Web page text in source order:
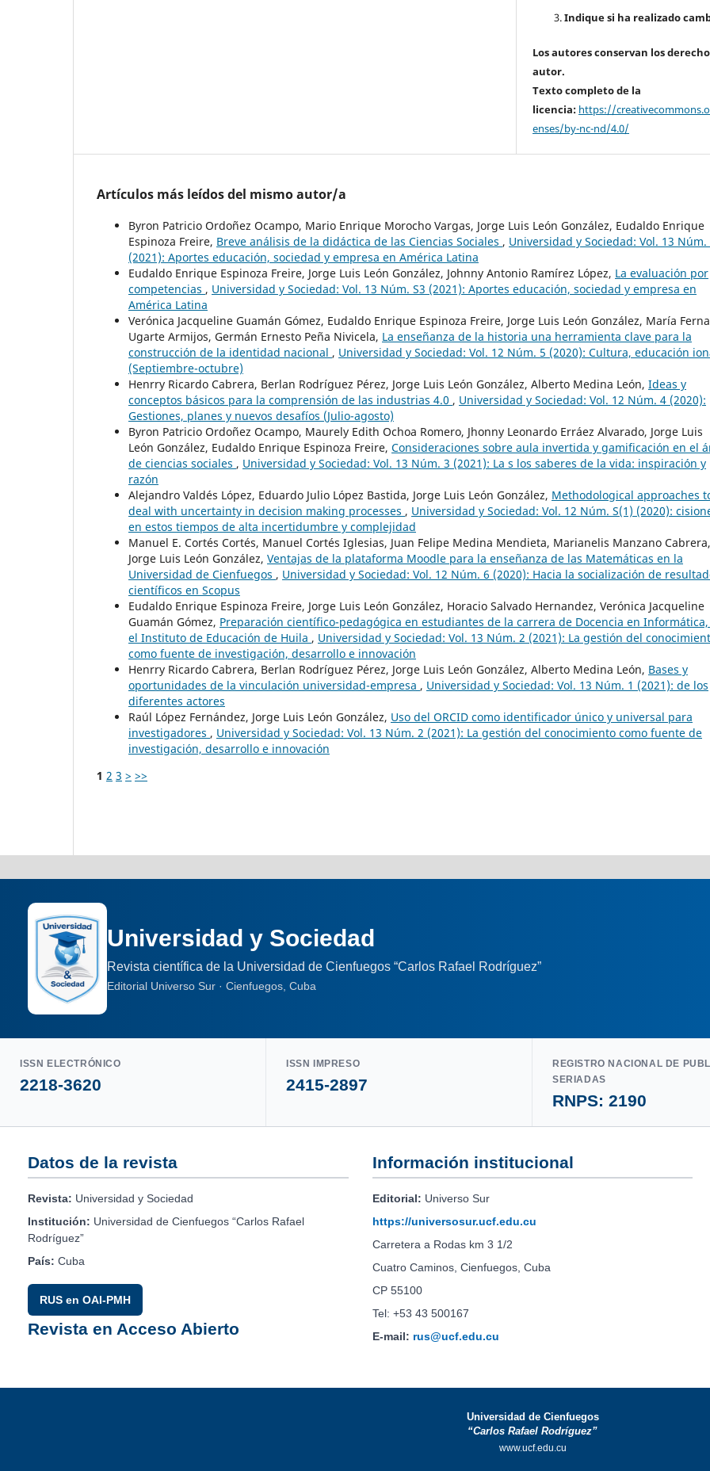
Indique si ha realizado
Los autores conservan los
autor.
Texto completo de la
licencia: https://
enses/by-nc-nd/4.0/
Artículos más leídos del mismo autor/a
Byron Patricio Ordoñez Ocampo, Mario Enrique Morocho Vargas, Jorge Luis León González, Eudaldo Enrique
Espinoza Freire, Breve análisis de la didáctica de las Ciencias Sociales , Universidad y Sociedad: Vol. 13 Núm.
(2021): Aportes educación, sociedad y empresa en América Latina
Eudaldo Enrique Espinoza Freire, Jorge Luis León González, Johnny Antonio Ramírez López, La evaluación por
competencias , Universidad y Sociedad: Vol. 13 Núm. S3 (2021): Aportes educación, sociedad y empresa en
América Latina
Verónica Jacqueline Guamán Gómez, Eudaldo Enrique Espinoza Freire, Jorge Luis León González, María
Ugarte Armijos, Germán Ernesto Peña Nivicela, La enseñanza de la historia una herramienta clave para la
construcción de la identidad nacional , Universidad y Sociedad: Vol. 12 Núm. 5 (2020): Cultura, educación
(Septiembre-octubre)
Henrry Ricardo Cabrera, Berlan Rodríguez Pérez, Jorge Luis León González, Alberto Medina León, Ideas y
conceptos básicos para la comprensión de las industrias 4.0 , Universidad y Sociedad: Vol. 12 Núm. 4 (2020):
Gestiones, planes y nuevos desafíos (Julio-agosto)
Byron Patricio Ordoñez Ocampo, Maurely Edith Ochoa Romero, Jhonny Leonardo Erráez Alvarado, Jorge Luis
León González, Eudaldo Enrique Espinoza Freire, Consideraciones sobre aula invertida y gamificación en el
de ciencias sociales , Universidad y Sociedad: Vol. 13 Núm. 3 (2021): La s los saberes de la vida: inspiración y
razón
Alejandro Valdés López, Eduardo Julio López Bastida, Jorge Luis León González, Methodological approaches
deal with uncertainty in decision making processes , Universidad y Sociedad: Vol. 12 Núm. S(1) (2020):
en estos tiempos de alta incertidumbre y complejidad
Manuel E. Cortés Cortés, Manuel Cortés Iglesias, Juan Felipe Medina Mendieta, Marianelis Manzano Cabrera,
Jorge Luis León González, Ventajas de la plataforma Moodle para la enseñanza de las Matemáticas en la
Universidad de Cienfuegos , Universidad y Sociedad: Vol. 12 Núm. 6 (2020): Hacia la socialización de
científicos en Scopus
Eudaldo Enrique Espinoza Freire, Jorge Luis León González, Horacio Salvado Hernandez, Verónica Jacqueline
Guamán Gómez, Preparación científico-pedagógica en estudiantes de la carrera de Docencia en
el Instituto de Educación de Huila , Universidad y Sociedad: Vol. 13 Núm. 2 (2021): La gestión del
como fuente de investigación, desarrollo e innovación
Henrry Ricardo Cabrera, Berlan Rodríguez Pérez, Jorge Luis León González, Alberto Medina León, Bases y
oportunidades de la vinculación universidad-empresa , Universidad y Sociedad: Vol. 13 Núm. 1 (2021): de los
diferentes actores
Raúl López Fernández, Jorge Luis León González, Uso del ORCID como identificador único y universal para
investigadores , Universidad y Sociedad: Vol. 13 Núm. 2 (2021): La gestión del conocimiento como fuente de
investigación, desarrollo e innovación
1 2 3 > >>
Universidad y Sociedad
Revista científica de la Universidad de Cienfuegos “Carlos Rafael Rodríguez”
Editorial Universo Sur · Cienfuegos, Cuba
ISSN ELECTRÓNICO
2218-3620
ISSN IMPRESO
2415-2897
REGISTRO NACIONAL DE
SERIADAS
RNPS: 2190
Datos de la revista
Revista: Universidad y Sociedad
Institución: Universidad de Cienfuegos “Carlos Rafael
Rodríguez”
País: Cuba
RUS en OAI-PMH
Revista en Acceso Abierto
Información institucional
Editorial: Universo Sur
https://universosur.ucf.edu.cu
Carretera a Rodas km 3 1/2
Cuatro Caminos, Cienfuegos, Cuba
CP 55100
Tel: +53 43 500167
E-mail: rus@ucf.edu.cu
Universidad de Cienfuegos
“Carlos Rafael Rodríguez”
www.ucf.edu.cu